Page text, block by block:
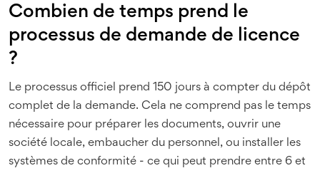
Combien de temps prend le
processus de demande de licence
?
Le processus officiel prend 150 jours à compter du dépôt
complet de la demande. Cela ne comprend pas le temps
nécessaire pour préparer les documents, ouvrir une
société locale, embaucher du personnel, ou installer les
systèmes de conformité - ce qui peut prendre entre 6 et